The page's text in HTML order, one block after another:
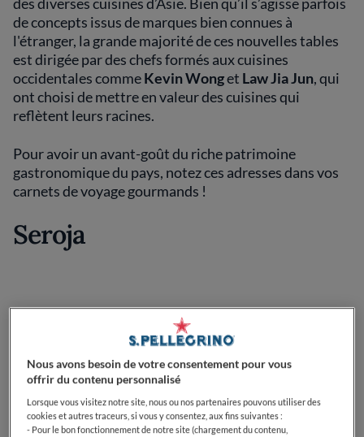
de concepts issus de marques bien connues à
l'étranger, la grande majorité de ces nouvelles tables
est dirigée par des chefs formés aux cuisines
occidentales commeKevin Wonget Law Jia Jun, qui
ont choisi de mettre en valeur des cuisines qui
reflètent leurs racines.
Pour avoir un avant-goût du riche patrimoine
gastronomique du pays, notez ces adresses dans vos
carnets de voyage gourmands !
Seroja
Nous avons besoin de votre consentement pour vous
offrir du contenu personnalisé
Lorsque vous visitez notre site, nous ou nos partenaires pouvons utiliser des
cookies et autres traceurs, si vous y consentez, aux fins suivantes :
- Pour le bon fonctionnement de notre site (chargement du contenu,